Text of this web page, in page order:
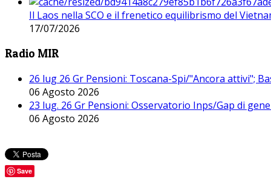
Il Laos nella SCO e il frenetico equilibrismo del
17/07/2026
Radio MIR
26 lug 26 Gr Pensioni: Toscana-Spi/"Ancora attivi";
06 Agosto 2026
23 lug. 26 Gr Pensioni: Osservatorio Inps/Gap di
06 Agosto 2026
Save